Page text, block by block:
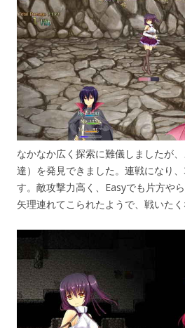
なかなか広く探索に難儀しましたが
達）を発見できました。連戦になり
す。敵攻撃力高く、Easyでも片方や
矢理連れてこられたようで、戦いたく